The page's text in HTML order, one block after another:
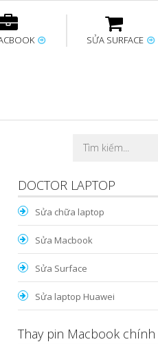
Laptop Thay bàn phím
SỬA SURFACE
Thay sạc Surface
DOCTOR LAPTOP
Sửa chữa laptop
Sửa Macbook
Sửa Surface
Sửa laptop Huawei
Thay pin Macbook chính